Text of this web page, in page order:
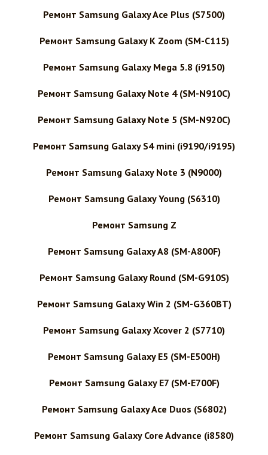
Ремонт Samsung Galaxy Ace Plus (S7500)
Ремонт Samsung Galaxy K Zoom (SM-C115)
Ремонт Samsung Galaxy Mega 5.8 (i9150)
Ремонт Samsung Galaxy Note 4 (SM-N910C)
Ремонт Samsung Galaxy Note 5 (SM-N920C)
Ремонт Samsung Galaxy S4 mini (i9190/i9195)
Ремонт Samsung Galaxy Note 3 (N9000)
Ремонт Samsung Galaxy Young (S6310)
Ремонт Samsung Z
Ремонт Samsung Galaxy A8 (SM-A800F)
Ремонт Samsung Galaxy Round (SM-G910S)
Ремонт Samsung Galaxy Win 2 (SM-G360BT)
Ремонт Samsung Galaxy Xcover 2 (S7710)
Ремонт Samsung Galaxy E5 (SM-E500H)
Ремонт Samsung Galaxy E7 (SM-E700F)
Ремонт Samsung Galaxy Ace Duos (S6802)
Ремонт Samsung Galaxy Core Advance (i8580)